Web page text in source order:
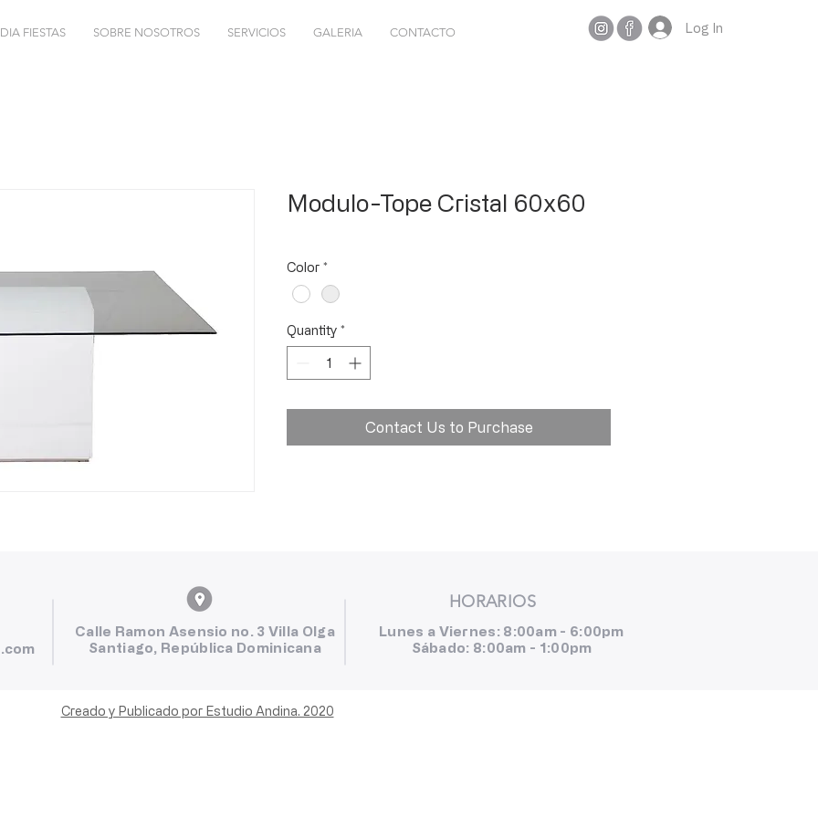
FIESTAS SOBRE NOSOTROS SERVICIOS GALERIA CONTACTO Log In
Modulo-Tope Cristal 60x60
Color *
Quantity *
Contact Us to Purchase
HORARIOS
Calle Ramon Asensio no. 3 Villa Olga
Santiago, República Dominicana
Lunes a Viernes: 8:00am - 6:00pm
Sábado: 8:00am - 1:00pm
Creado y Publicado por Estudio Andina. 2020